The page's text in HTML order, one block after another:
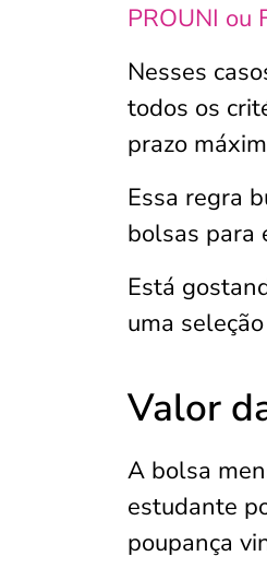
PROUNI ou
Nesses
todos os
prazo
Essa regra
bolsas para
Está
uma
Valor
A bolsa
estudante
poupança